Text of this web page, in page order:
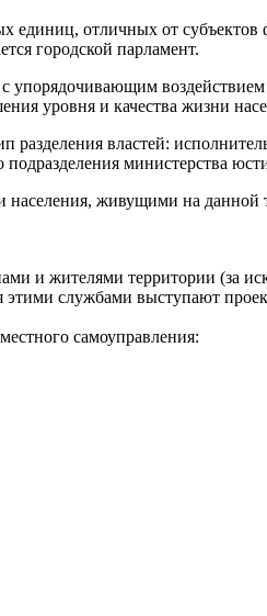
единиц, отличных от субъектов
городской парламент.
с упорядочивающим
уровня и качества жизни
властей:
подразделения министерства
населения, живущими на данной
и жителями территории (за
службами выступают
самоуправления: